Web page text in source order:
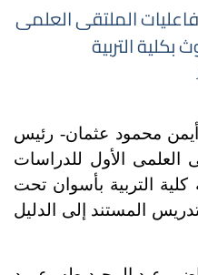
الملتقى العلمى
بكلية التربية
محمود عثمان- رئيس
العلمى الأول للدراسات
كلية التربية بأسوان تحت
المستند إلى الدليل